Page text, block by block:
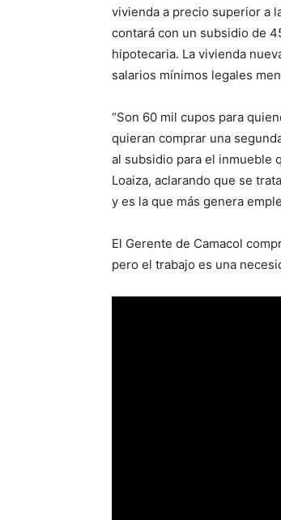
vivienda a precio superior a
contará con un subsidio de
hipotecaria. La vivienda
salarios mínimos legales
“Son 60 mil cupos para
quieran comprar una
al subsidio para el inmueble
Loaiza, aclarando que se
y es la que más genera
El Gerente de Camacol
pero el trabajo es una